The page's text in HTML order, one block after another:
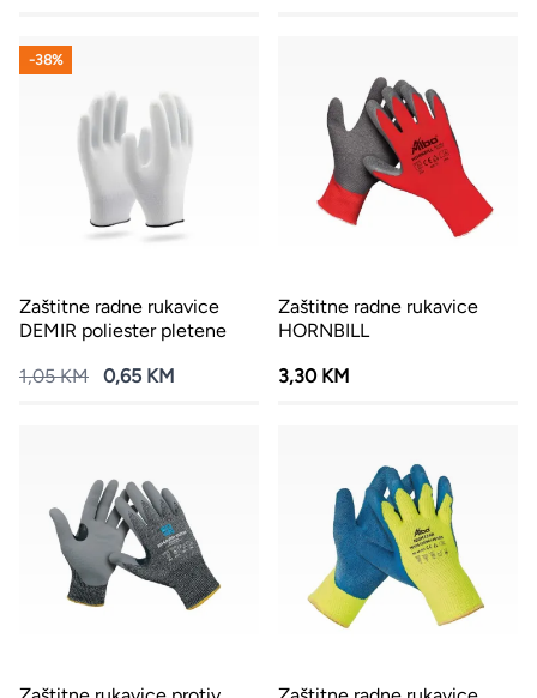
Zaštitne radne rukavice
DEMIR poliester pletene
1,05 KM
0,65 KM
-38%
Zaštitne radne rukavice
HORNBILL
3,30 KM